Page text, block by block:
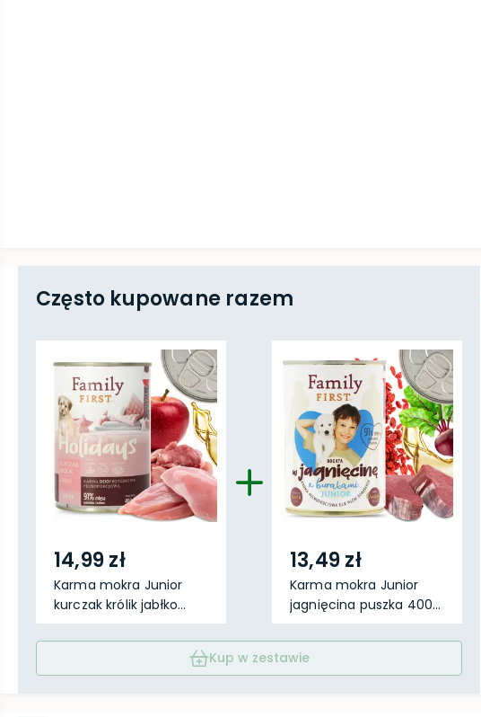
Często kupowane razem
14,99 zł
Karma mokra Junior
kurczak królik jabłko...
13,49 zł
Karma mokra Junior
jagnięcina puszka 400...
Kup w zestawie